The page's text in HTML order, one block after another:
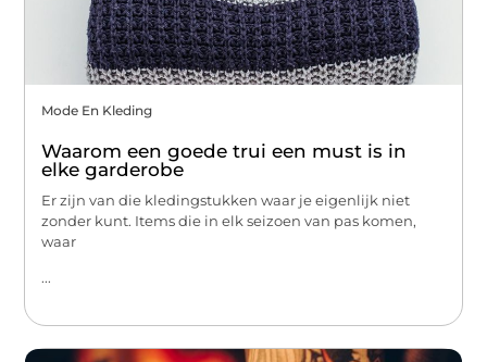
Mode En Kleding
Waarom een goede trui een must is in
elke garderobe
Er zijn van die kledingstukken waar je eigenlijk niet
zonder kunt. Items die in elk seizoen van pas komen,
waar
...